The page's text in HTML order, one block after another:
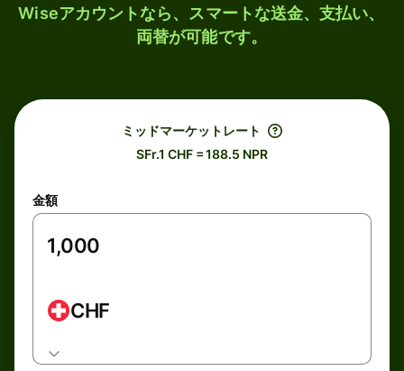
Wiseアカウントなら、スマートな送金、支払い、
両替が可能です。
ミッドマーケットレート
SFr.1 CHF = 188.5 NPR
金額
CHF